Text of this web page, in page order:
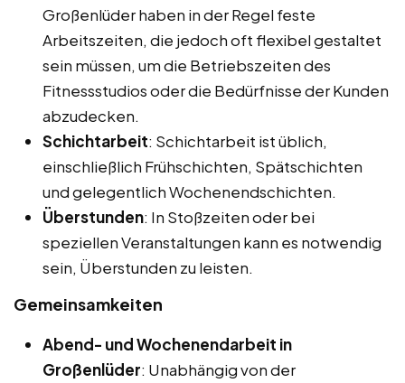
Großenlüder haben in der Regel feste
Arbeitszeiten, die jedoch oft flexibel gestaltet
sein müssen, um die Betriebszeiten des
Fitnessstudios oder die Bedürfnisse der Kunden
abzudecken.
Schichtarbeit: Schichtarbeit ist üblich,
einschließlich Frühschichten, Spätschichten
und gelegentlich Wochenendschichten.
Überstunden: In Stoßzeiten oder bei
speziellen Veranstaltungen kann es notwendig
sein, Überstunden zu leisten.
Gemeinsamkeiten
Abend- und Wochenendarbeit in
Großenlüder: Unabhängig von der